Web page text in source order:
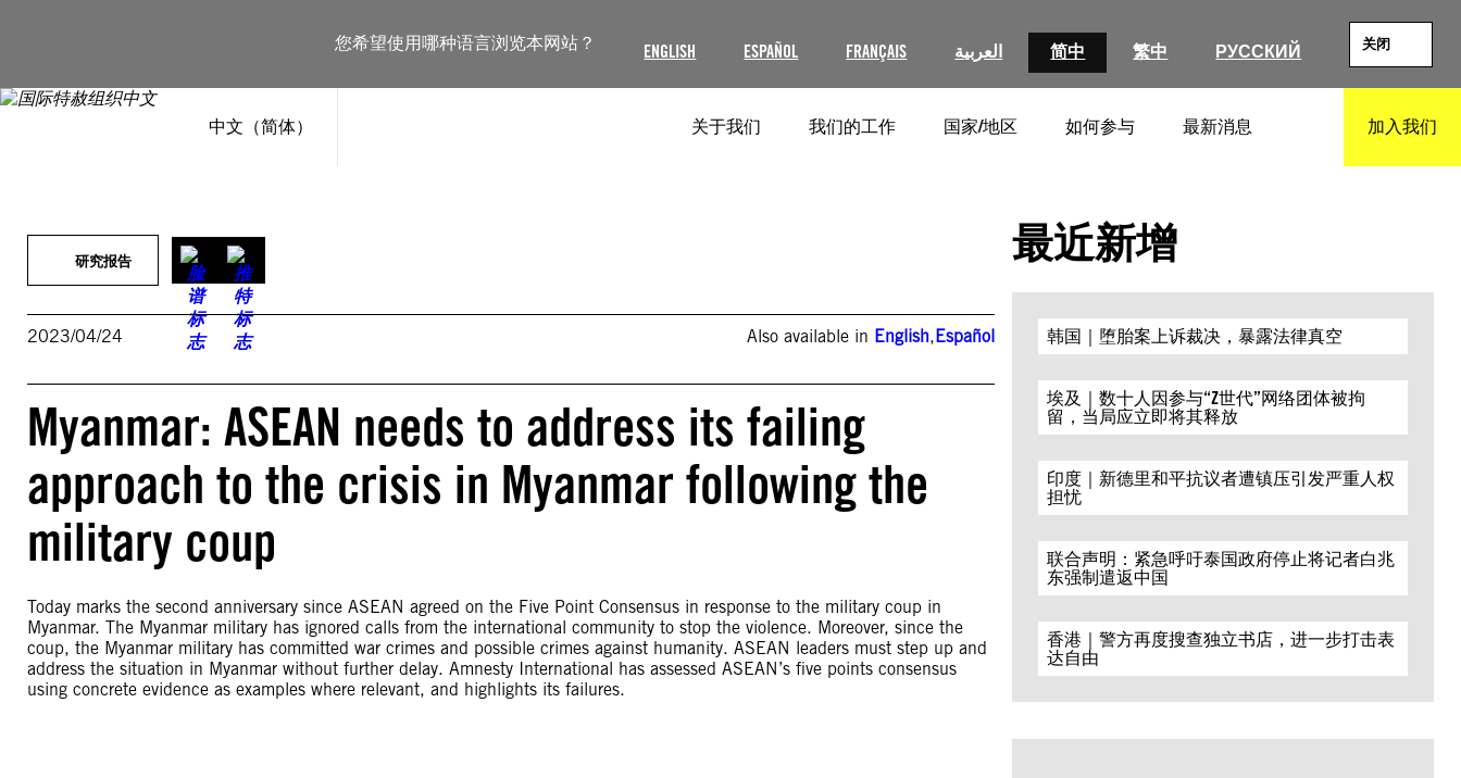
您希望使用哪种语言浏览本网站？ ENGLISH ESPAÑOL FRANÇAIS العربية 简中 繁中 РУССКИЙ 关闭
中文（简体） 关于我们 我们的工作 国家/地区 如何参与 最新消息 加入我们
研究报告
2023/04/24 Also available in English,Español
Myanmar: ASEAN needs to address its failing
approach to the crisis in Myanmar following the
military coup
Today marks the second anniversary since ASEAN agreed on the Five Point Consensus in response to the military coup in
Myanmar. The Myanmar military has ignored calls from the international community to stop the violence. Moreover, since the
coup, the Myanmar military has committed war crimes and possible crimes against humanity. ASEAN leaders must step up and
address the situation in Myanmar without further delay. Amnesty International has assessed ASEAN’s five points consensus
using concrete evidence as examples where relevant, and highlights its failures.
最近新增
韩国｜堕胎案上诉裁决，暴露法律真空
埃及｜数十人因参与“Z世代”网络团体被拘
留，当局应立即将其释放
印度｜新德里和平抗议者遭镇压引发严重人权
担忧
联合声明：紧急呼吁泰国政府停止将记者白兆
东强制遣返中国
香港｜警方再度搜查独立书店，进一步打击表
达自由